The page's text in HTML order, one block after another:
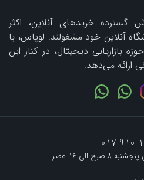
گسترده خریدهای آنلاین، اکثر
آنلاین خود مشغولند. لوپاس، با
بازاریابی دیجیتال، در کنار این
ارائه می‌دهد.
8 صبح الی 16 عصر